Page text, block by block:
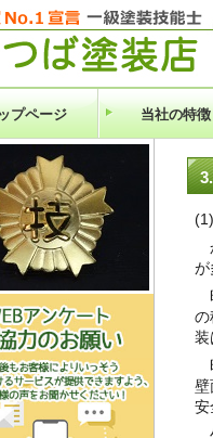
プページ 当社の特徴
が
の
装
壁
安